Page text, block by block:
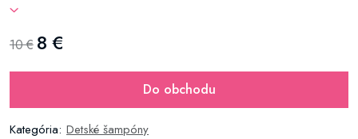
10 € 8 €
Do obchodu
Kategória: Detské šampóny